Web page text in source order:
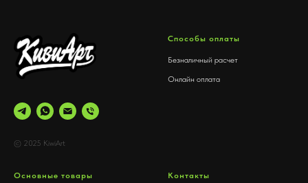
© 2025 KiwiArt
Способы оплаты
Безналичный расчет
Онлайн оплата
Основные товары Контакты